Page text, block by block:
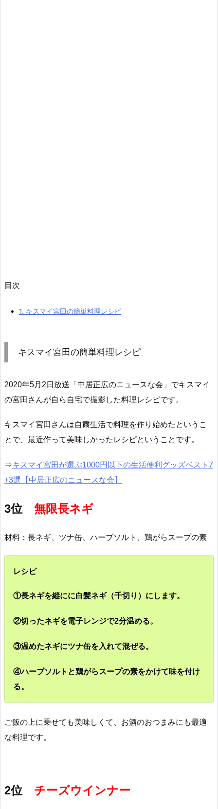
目次
1. キスマイ宮田の簡単料理レシピ
キスマイ宮田の簡単料理レシピ
2020年5月2日放送「中居正広のニュースな会」でキスマイ
の宮田さんが自ら自宅で撮影した料理レシピです。
キスマイ宮田さんは自粛生活で料理を作り始めたというこ
とで、最近作って美味しかったレシピということです。
⇒キスマイ宮田が選ぶ1000円以下の生活便利グッズベスト7
+3選【中居正広のニュースな会】
3位 無限長ネギ
材料：長ネギ、ツナ缶、ハーブソルト、鶏がらスープの素
レシピ
①長ネギを縦にに白髪ネギ（千切り）にします。
②切ったネギを電子レンジで2分温める。
③温めたネギにツナ缶を入れて混ぜる。
④ハーブソルトと鶏がらスープの素をかけて味を付け
る。
ご飯の上に乗せても美味しくて、お酒のおつまみにも最適
な料理です。
2位 チーズウインナー